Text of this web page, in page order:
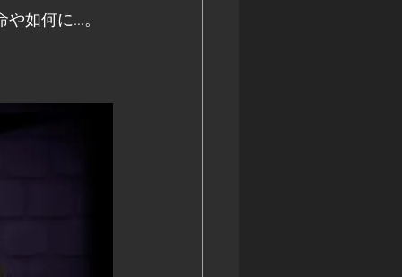
如何に…。